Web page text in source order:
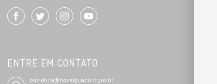
ENTRE EM CONTATO
ouvidoria@novaiguacu.rj.gov.br